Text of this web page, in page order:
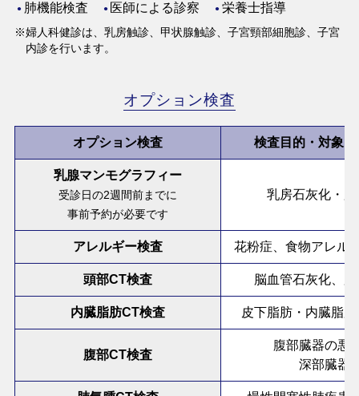
肺機能検査
医師による診察 栄養士指導
※婦人科健診は、乳房触診、甲状腺触診、子宮頸部細胞診、子宮
内診を行います。
オプション検査
オプション検査 検査目的・対象
乳腺マンモグラフィー
受診日の2週間前までに
事前予約が必要です
乳房石灰化・
アレルギー検査 花粉症、食物アレル
頭部CT検査 脳血管石灰化、
内臓脂肪CT検査 皮下脂肪・内臓脂
腹部CT検査
腹部臓器の悪
深部臓器